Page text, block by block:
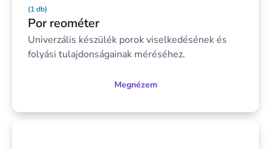
(1 db)
Por reométer
Univerzális készülék porok viselkedésének és
folyási tulajdonságainak méréséhez.
Megnézem